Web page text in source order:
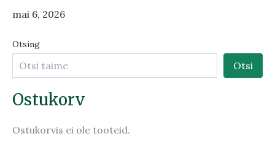
mai 6, 2026
Otsing
Otsi
Ostukorv
Ostukorvis ei ole tooteid.